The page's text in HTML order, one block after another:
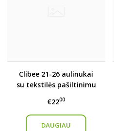
Clibee 21-26 aulinukai
su tekstilės pašiltinimu
€2200
DAUGIAU